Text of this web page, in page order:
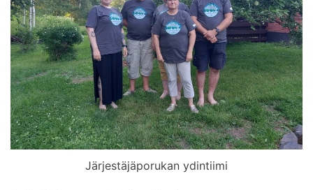
Järjestäjäporukan ydintiimi